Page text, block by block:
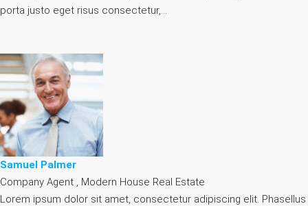
porta justo eget risus consectetur,…
Samuel Palmer
Company Agent , Modern House Real Estate
Lorem ipsum dolor sit amet, consectetur adipiscing elit. Phasellus